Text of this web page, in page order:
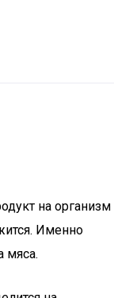
на организм
Именно
мяса.